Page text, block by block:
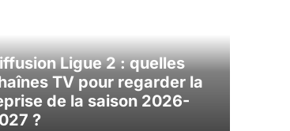
Ligue 2 : quelles
TV pour regarder la
de la saison 2026-
?